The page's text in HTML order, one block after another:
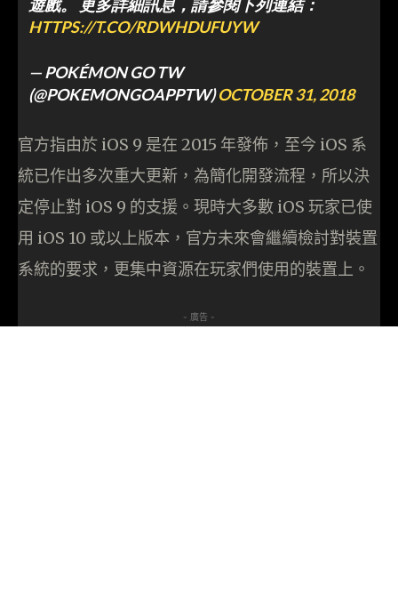
遊戲。 更多詳細訊息，請參閱下列連結：
HTTPS://T.CO/RDWHDUFUYW
— POKÉMON GO TW
(@POKEMONGOAPPTW)OCTOBER 31, 2018
官方指由於 iOS 9 是在 2015 年發佈，至今 iOS 系
統已作出多次重大更新，為簡化開發流程，所以決
定停止對 iOS 9 的支援。現時大多數 iOS 玩家已使
用 iOS 10 或以上版本，官方未來會繼續檢討對裝置
系統的要求，更集中資源在玩家們使用的裝置上。
- 廣告 -